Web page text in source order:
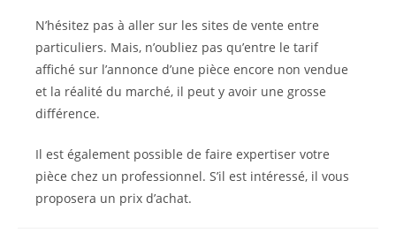
N’hésitez pas à aller sur les sites de vente entre
particuliers. Mais, n’oubliez pas qu’entre le tarif
affiché sur l’annonce d’une pièce encore non vendue
et la réalité du marché, il peut y avoir une grosse
différence.
Il est également possible de faire expertiser votre
pièce chez un professionnel. S’il est intéressé, il vous
proposera un prix d’achat.